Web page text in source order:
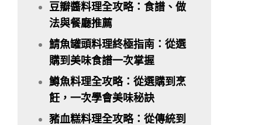
豆瓣醬料理全攻略：食譜、做
法與餐廳推薦
鯖魚罐頭料理終極指南：從選
購到美味食譜一次掌握
鱒魚料理全攻略：從選購到烹
飪，一次學會美味秘訣
豬血糕料理全攻略：從傳統到